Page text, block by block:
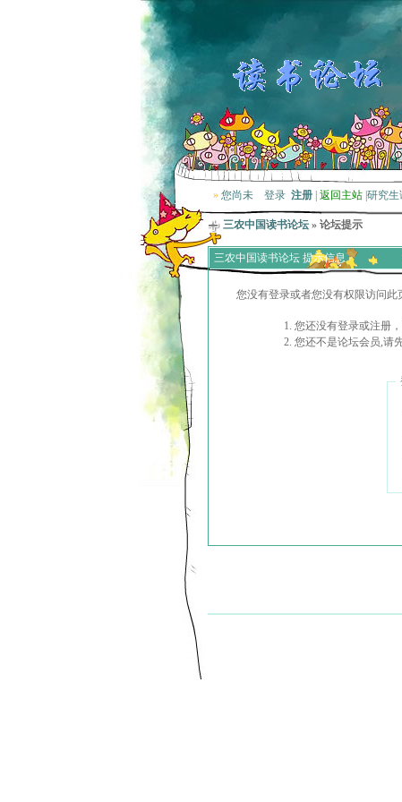
» 您尚未 登录 注册 返回主站 研究生
三农中国读书论坛 » 论坛提示
三农中国读书论坛 提示信息
您没有登录或者您没有权限访问
您还没有登录或注册
您还不是论坛会员,请